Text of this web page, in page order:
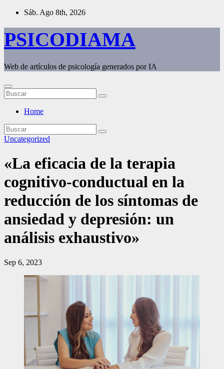
Saltar
contenido
Sáb. Ago 8th, 2026
PSICODIAMA
Web de artículos de psicología generados por IA
Home
Uncategorized
«La eficacia de la terapia
cognitivo-conductual en la
reducción de los síntomas de
ansiedad y depresión: un
análisis exhaustivo»
Sep 6, 2023